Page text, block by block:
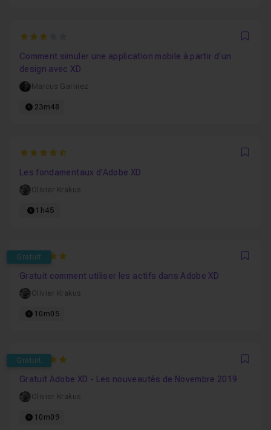
3
Comment simuler une application mobile à partir d'un
design avec XD
Marcus Garniez
23m48
4.4545454545455
Les fondamentaux d'Adobe XD
Olivier Krakus
1h45
Gratuit
5
Gratuit comment utiliser les actifs dans Adobe XD
Olivier Krakus
10m05
Gratuit
5
Gratuit Adobe XD - Les nouveautés de Novembre 2019
Olivier Krakus
10m09